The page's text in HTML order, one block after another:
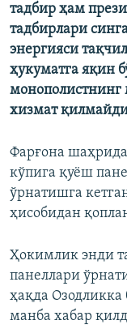
тадбир ҳам
тадбирлари
энергияси
ҳукуматга яқин
монополистнинг
хизмат
Фарғона
кўпига қуёш
ўрнатишга
ҳисобидан
Ҳокимлик энди
панеллари
ҳақда
манба хабар